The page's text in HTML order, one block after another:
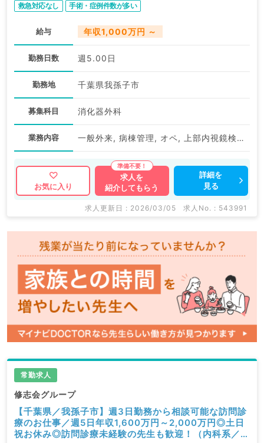
救急対応なし 手術・症例件数が多い
給与 年収1,000万円 ～
勤務日数 週5.00日
勤務地 千葉県我孫子市
募集科目 消化器外科
業務内容 一般外来, 病棟管理, オペ, 上部内視鏡検査（ＧＦ）, 下部内視鏡検査（ＣＦ）
お気に入り
求人を
紹介してもらう
詳細を
見る
求人更新日 : 2026/03/05 求人No. : 543991
常勤求人
修志会グループ
【千葉県／我孫子市】週3日勤務から相談可能な訪問診
療のお仕事／週5日年収1,600万円～2,000万円◎土日
祝お休み◎訪問診療未経験の先生も歓迎！（内科系／常